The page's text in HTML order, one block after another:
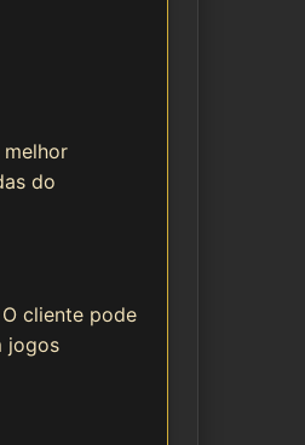
melhor
do
cliente pode
jogos